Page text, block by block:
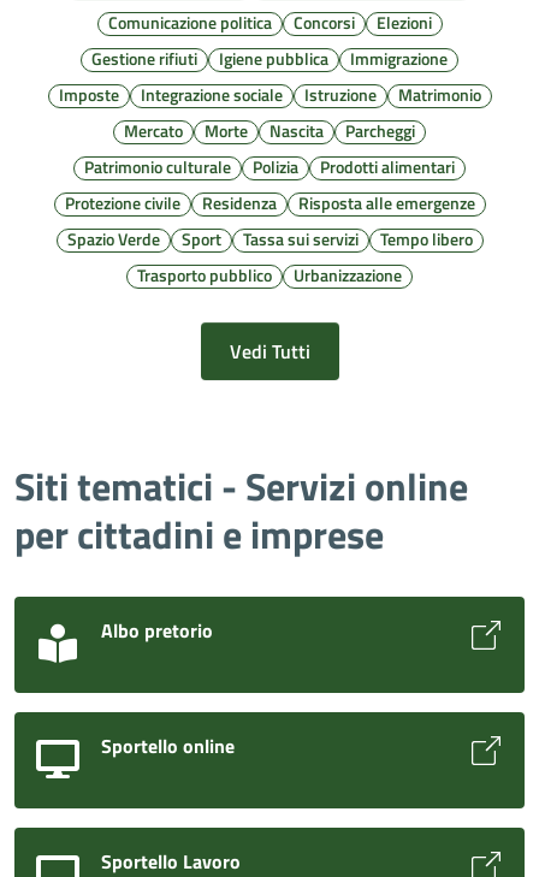
Comunicazione politica
Concorsi
Elezioni
Gestione rifiuti
Igiene pubblica
Immigrazione
Imposte
Integrazione sociale Istruzione
Matrimonio
Mercato
Morte Nascita
Parcheggi
Patrimonio culturale
Polizia
Prodotti alimentari
Protezione civile
Residenza
Risposta alle emergenze
Spazio Verde
Sport Tassa sui servizi
Tempo libero
Trasporto pubblico
Urbanizzazione
Vedi Tutti
Siti tematici - Servizi online
per cittadini e imprese
Albo pretorio
Sportello online
Sportello Lavoro